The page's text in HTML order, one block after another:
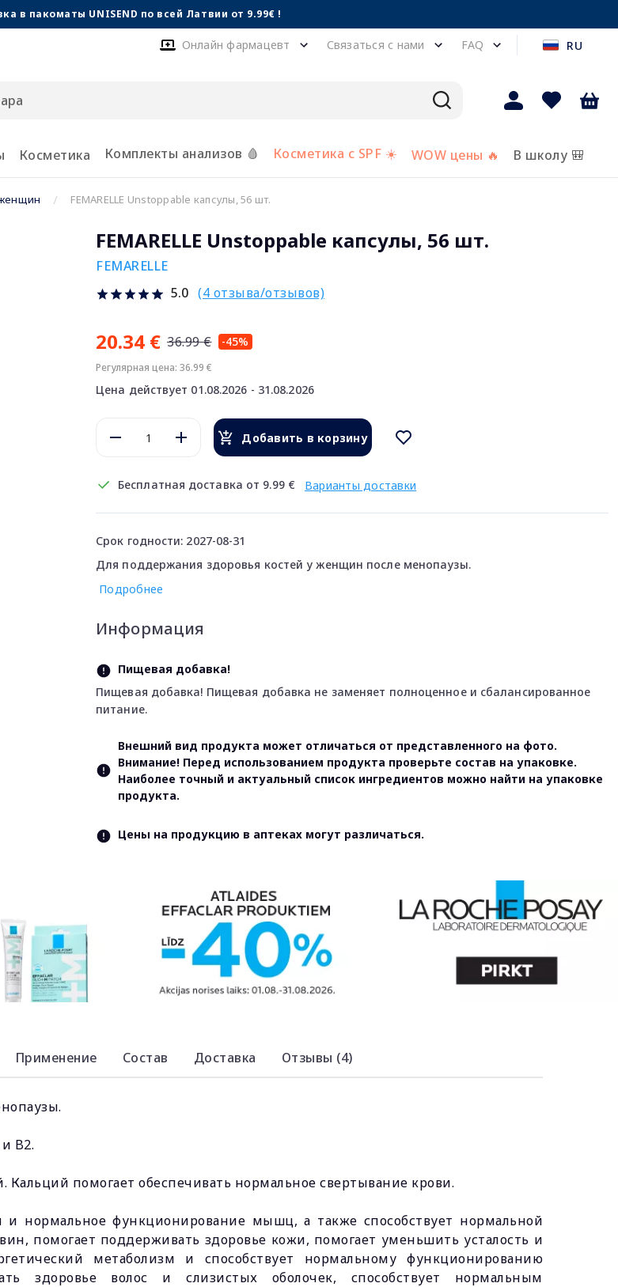
в пакоматы UNISEND по всей Латвии от 9.99€ !
Онлайн фармацевт Связаться с нами FAQ RU
Косметика Комплекты анализов 🩸 Косметика с SPF ☀️ WOW цены 🔥 В школу 🎒
FEMARELLE Unstoppable капсулы, 56 шт.
FEMARELLE Unstoppable капсулы, 56 шт.
FEMARELLE
5.0 (4 отзыва/отзывов)
20.34 € 36.99 € -45%
Регулярная цена: 36.99 €
Цена действует 01.08.2026 - 31.08.2026
Добавить в корзину
Бесплатная доставка от 9.99 € Варианты доставки
Срок годности: 2027-08-31
Для поддержания здоровья костей у женщин после менопаузы.
Подробнее
Информация
Пищевая добавка!
Пищевая добавка! Пищевая добавка не заменяет полноценное и сбалансированное
питание.
Внешний вид продукта может отличаться от представленного на фото.
Внимание! Перед использованием продукта проверьте состав на упаковке.
Наиболее точный и актуальный список ингредиентов можно найти на упаковке
продукта.
Цены на продукцию в аптеках могут различаться.
Применение Состав Доставка Отзывы (4)
B2.
помогает обеспечивать нормальное свертывание крови.
нормальное функционирование мышц, а также способствует нормальной
помогает поддерживать здоровье кожи, помогает уменьшить усталость и
метаболизм и способствует нормальному функционированию
здоровье волос и слизистых оболочек, способствует нормальным